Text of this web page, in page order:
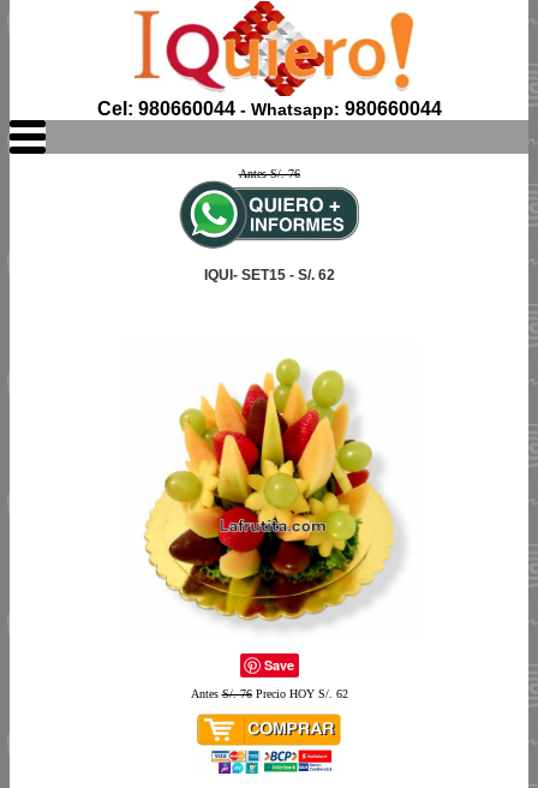
Cel: 980660044- Whatsapp: 980660044
Antes S/. 76
IQUI- SET15 - S/. 62
Save
AntesS/. 76Precio HOY S/. 62